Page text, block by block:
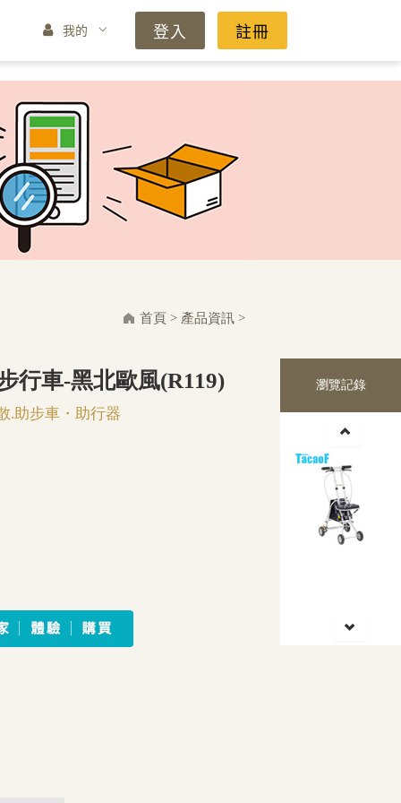
我的 登入 註冊
首頁 > 產品資訊 >
行車-黑北歐風(R119)
.助步車・助行器
瀏覽記錄